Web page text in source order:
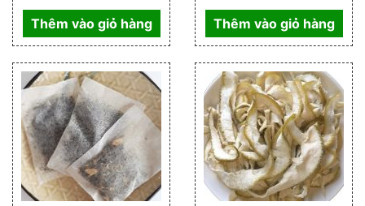
Thêm vào giỏ hàng Thêm vào giỏ hàng